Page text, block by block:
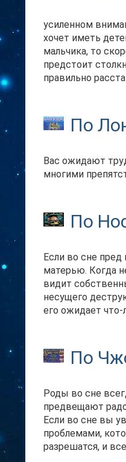
усиленном
хочет иметь
мальчика, то
предстоит
правильно
По
Вас ожидают
многими
По
Если во сне
матерью. Когда
видит
несущего
его ожидает что-
По
Роды во сне
предвещают
Если во сне вы
проблемами,
разрешатся, и